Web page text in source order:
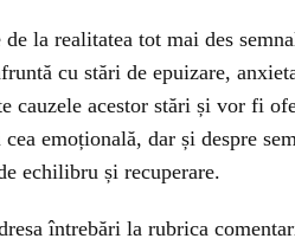
la realitatea tot mai des
cu stări de epuizare,
cauzele acestor stări și vor fi
emoțională, dar și despre
echilibru și recuperare.
întrebări la rubrica